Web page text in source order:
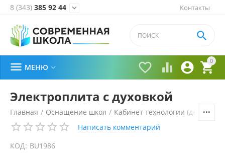
Контакты
8 (343) 385 92 44 
0


 

 МЕНЮ 
Электроплита с духовкой
Главная / Оснащение школ / Кабинет технологии (девочки)
Написать комментарий
КОД: BU1986